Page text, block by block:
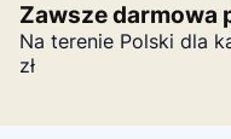
Zawsze darmowa
Na terenie Polski dla
zł